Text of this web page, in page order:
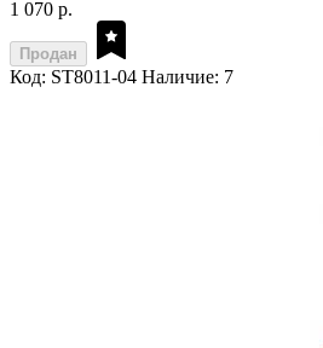
1 070 р.
Продан
Код: ST8011-04 Наличие: 7